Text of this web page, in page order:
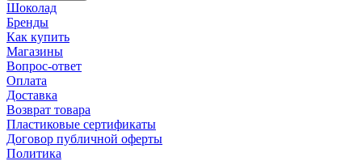
Шоколад
Бренды
Как купить
Магазины
Вопрос-ответ
Оплата
Доставка
Возврат товара
Пластиковые сертификаты
Договор публичной оферты
Политика